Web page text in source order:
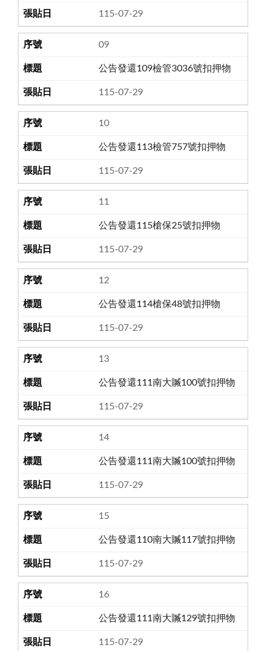
115-07-29
09
公告發還109檢管3036號扣押物
115-07-29
10
公告發還113檢管757號扣押物
115-07-29
11
公告發還115槍保25號扣押物
115-07-29
12
公告發還114槍保48號扣押物
115-07-29
13
公告發還111南大贓100號扣押物
115-07-29
14
公告發還111南大贓100號扣押物
115-07-29
15
公告發還110南大贓117號扣押物
115-07-29
16
公告發還111南大贓129號扣押物
115-07-29